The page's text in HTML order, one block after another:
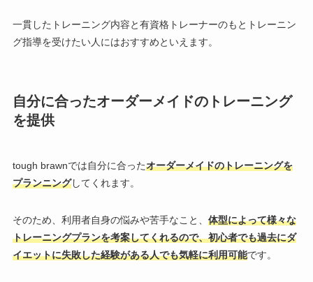
一貫したトレーニング内容と有資格トレーナーのもとトレーニン
グ指導を受けたい人にはおすすめといえます。
自分に合ったオーダーメイドのトレーニング
を提供
tough brawnでは自分に合ったオーダーメイドのトレーニングを
プランニングしてくれます。
そのため、利用者自身の悩みや苦手なこと、 体型によって様々な
トレーニングプランを考案してくれるので、初心者でも過去にダ
イエットに失敗した経験がある人でも気軽に利用可能です。